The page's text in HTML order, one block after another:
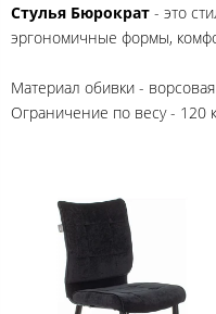
Стулья Бюрократ - это
эргономичные формы,
Материал обивки -
Ограничение по весу - 120